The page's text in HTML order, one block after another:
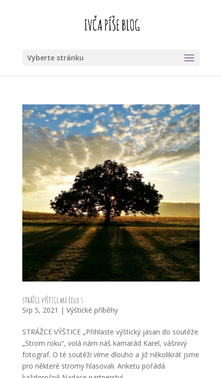
Vyberte stránku
STRÁŽCE VÝŠTICE má číslo 5
Srp 5, 2021 | Výštické příběhy
STRÁŽCE VÝŠTICE „Přihlaste výštický jasan do soutěže
„Strom roku“, volá nám náš kamarád Karel, vášnivý
fotograf. O té soutěži víme dlouho a již několikrát jsme
pro některé stromy hlasovali. Anketu pořádá